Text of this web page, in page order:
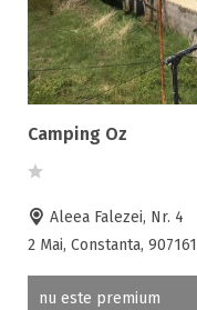
Camping Oz
Aleea Falezei, Nr. 4
2 Mai, Constanta, 907161
nu este premium